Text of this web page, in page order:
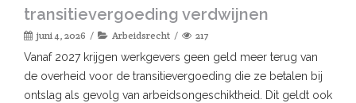
transitievergoeding verdwijnen
juni 4, 2026 Arbeidsrecht 217
Vanaf 2027 krijgen werkgevers geen geld meer terug van
de overheid voor de transitievergoeding die ze betalen bij
ontslag als gevolg van arbeidsongeschiktheid. Dit geldt ook